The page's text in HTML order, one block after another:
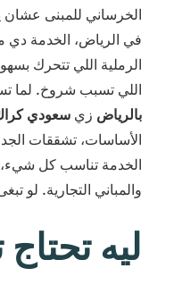
الخرساني للمبنى
في الرياض، الخدمة دي
الرملية اللي تتحرك
اللي تسبب شروخ. لما
بالرياض زي سعودي
الأساسات، تشققات
الخدمة تناسب كل شيء،
والمباني التجارية. لو
ليه